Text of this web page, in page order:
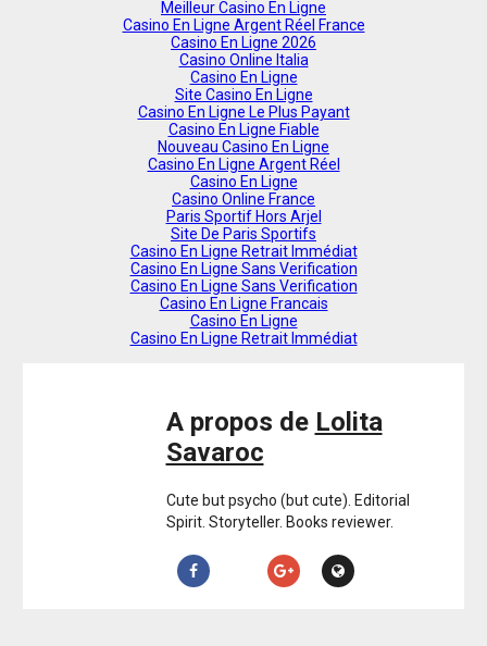
Meilleur Casino En Ligne
Casino En Ligne Argent Réel France
Casino En Ligne 2026
Casino Online Italia
Casino En Ligne
Site Casino En Ligne
Casino En Ligne Le Plus Payant
Casino En Ligne Fiable
Nouveau Casino En Ligne
Casino En Ligne Argent Réel
Casino En Ligne
Casino Online France
Paris Sportif Hors Arjel
Site De Paris Sportifs
Casino En Ligne Retrait Immédiat
Casino En Ligne Sans Verification
Casino En Ligne Sans Verification
Casino En Ligne Francais
Casino En Ligne
Casino En Ligne Retrait Immédiat
A propos de Lolita
Savaroc
Cute but psycho (but cute). Editorial
Spirit. Storyteller. Books reviewer.